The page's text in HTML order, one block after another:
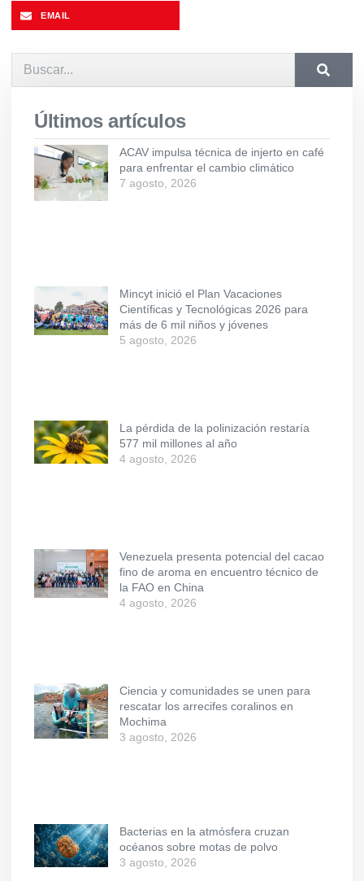
EMAIL
Últimos artículos
ACAV impulsa técnica de injerto en café
para enfrentar el cambio climático
7 agosto, 2026
Mincyt inició el Plan Vacaciones
Científicas y Tecnológicas 2026 para
más de 6 mil niños y jóvenes
5 agosto, 2026
La pérdida de la polinización restaría
577 mil millones al año
4 agosto, 2026
Venezuela presenta potencial del cacao
fino de aroma en encuentro técnico de
la FAO en China
4 agosto, 2026
Ciencia y comunidades se unen para
rescatar los arrecifes coralinos en
Mochima
3 agosto, 2026
Bacterias en la atmósfera cruzan
océanos sobre motas de polvo
3 agosto, 2026